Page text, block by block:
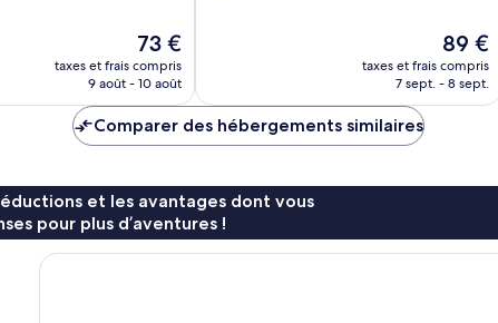
Le
nouveau
prix
de
73 €
taxes et frais compris
9 août - 10 août
Le
nouveau
prix
89 €
taxes et frais compris
7 sept. - 8 sept.
Comparer des hébergements similaires
et les avantages dont vous
pour plus d’aventures !